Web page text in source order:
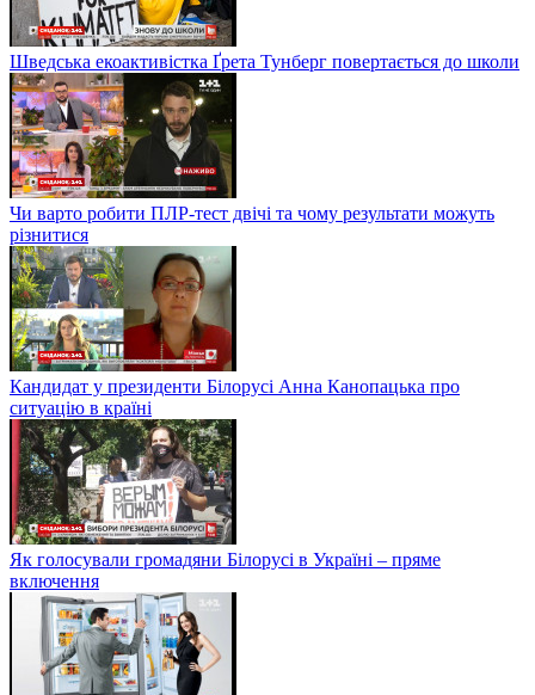
Шведська екоактивістка Ґрета Тунберг повертається до школи
Чи варто робити ПЛР-тест двічі та чому результати можуть
різнитися
Кандидат у президенти Білорусі Анна Канопацька про
ситуацію в країні
Як голосували громадяни Білорусі в Україні – пряме
включення